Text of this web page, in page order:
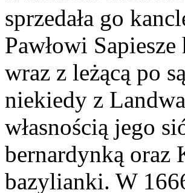
sprzedała go
Pawłowi
wraz z leżącą po
niekiedy z
własnością jego
bernardynką oraz
bazylianki. W